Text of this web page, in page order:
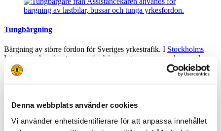
Denna webbplats använder cookies
Vi använder enhetsidentifierare för att anpassa innehållet
Tungbärgning
Bärgning av större fordon för Sveriges yrkestrafik. I Stockholms
Län
samordnas insatser av våra bärgare genom samverkan med
närliggande stationer inom Assistancekåren.
Vägassistans
Du får snabbt hjälp på vägen dygnet runt i hela landet med